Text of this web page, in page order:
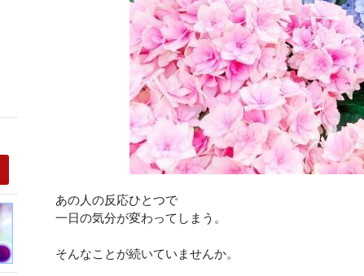
あの人の反応ひとつで
一日の気分が変わってしまう。
そんなことが続いていませんか。